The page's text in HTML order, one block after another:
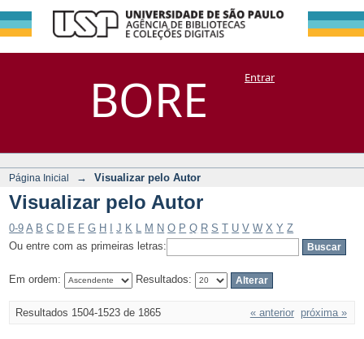
BORE
Visualizar pelo
Autor
DSpace/Manakin + CoriscoEntrar
Página Inicial → Visualizar pelo Autor
Visualizar pelo Autor
0-9 A B C D E F G H J K M N O P Q R S T U V W X Y Z
Ou entre com as primeiras letras:
Em ordem: Resultados:
Resultados 1504-1523 de 1865 « anterior próxima »